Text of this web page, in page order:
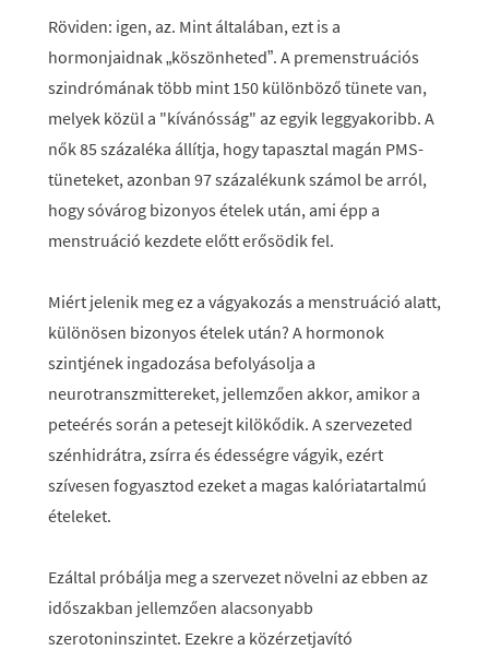
Röviden: igen, az. Mint általában, ezt is a
hormonjaidnak „köszönheted”. A premenstruációs
szindrómának több mint 150 különböző tünete van,
melyek közül a "kívánósság" az egyik leggyakoribb. A
nők 85 százaléka állítja, hogy tapasztal magán PMS-
tüneteket, azonban 97 százalékunk számol be arról,
hogy sóvárog bizonyos ételek után, ami épp a
menstruáció kezdete előtt erősödik fel.
Miért jelenik meg ez a vágyakozás a menstruáció alatt,
különösen bizonyos ételek után? A hormonok
szintjének ingadozása befolyásolja a
neurotranszmittereket, jellemzően akkor, amikor a
peteérés során a petesejt kilökődik. A szervezeted
szénhidrátra, zsírra és édességre vágyik, ezért
szívesen fogyasztod ezeket a magas kalóriatartalmú
ételeket.
Ezáltal próbálja meg a szervezet növelni az ebben az
időszakban jellemzően alacsonyabb
szerotoninszintet. Ezekre a közérzetjavító